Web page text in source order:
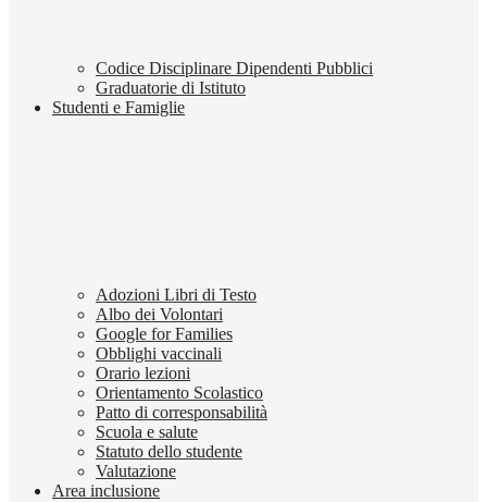
Codice Disciplinare Dipendenti Pubblici
Graduatorie di Istituto
Studenti e Famiglie
Adozioni Libri di Testo
Albo dei Volontari
Google for Families
Obblighi vaccinali
Orario lezioni
Orientamento Scolastico
Patto di corresponsabilità
Scuola e salute
Statuto dello studente
Valutazione
Area inclusione